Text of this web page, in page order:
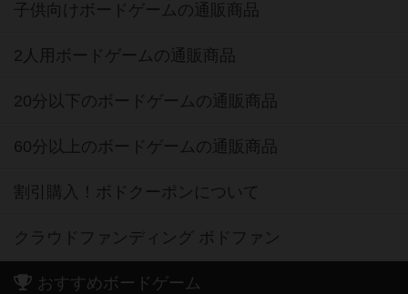
子供向けボードゲームの通販商品
2人用ボードゲームの通販商品
20分以下のボードゲームの通販商品
60分以上のボードゲームの通販商品
割引購入！ボドクーポンについて
クラウドファンディング ボドファン
おすすめボードゲーム